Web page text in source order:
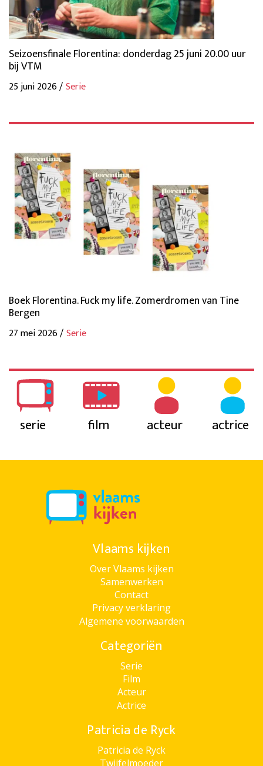
Seizoensfinale Florentina: donderdag 25 juni 20.00 uur
bij VTM
25 juni 2026 /Serie
Boek Florentina. Fuck my life. Zomerdromen van Tine
Bergen
27 mei 2026 /Serie
serie film acteur actrice
Vlaams kijken
Over Vlaams kijken
Samenwerken
Contact
Privacy verklaring
Algemene voorwaarden
Categoriën
Serie
Film
Acteur
Actrice
Patricia de Ryck
Patricia de Ryck
Twijfelmoeder